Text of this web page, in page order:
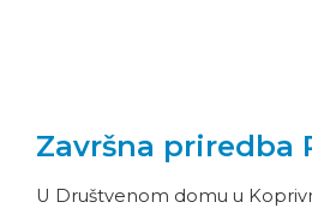
Završna priredba
U Društvenom domu u